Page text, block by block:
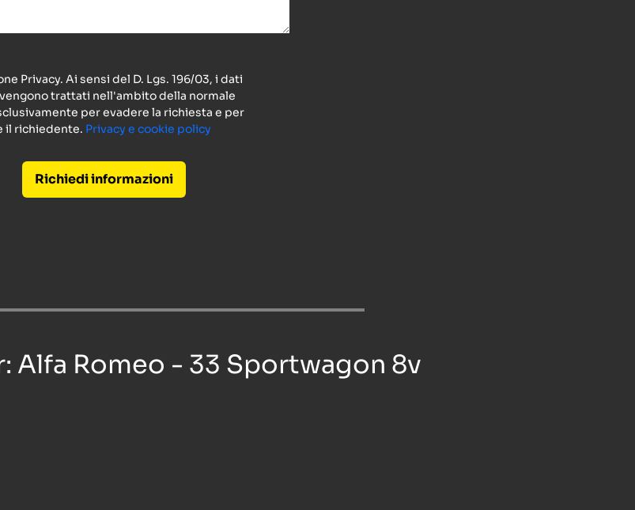
Privacy. Ai sensi del D. Lgs. 196/03, i dati
trattati nell'ambito della normale
per evadere la richiesta e per
il richiedente. Privacy e cookie policy
Richiedi informazioni
Romeo - 33 Sportwagon 8v